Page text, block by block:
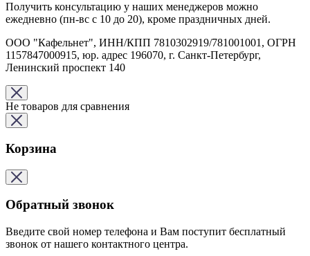
Получить консультацию у наших менеджеров можно
ежедневно (пн-вс с 10 до 20), кроме праздничных дней.
ООО "Кафельнет", ИНН/КПП 7810302919/781001001, ОГРН
1157847000915, юр. адрес 196070, г. Санкт-Петербург,
Ленинский проспект 140
Не товаров для сравнения
Корзина
Обратный звонок
Введите свой номер телефона и Вам поступит бесплатный
звонок от нашего контактного центра.